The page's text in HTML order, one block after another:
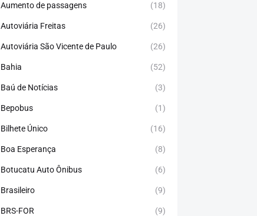
Aumento de passagens (18)
Autoviária Freitas (26)
Autoviária São Vicente de Paulo (26)
Bahia (52)
Baú de Notícias (3)
Bepobus (1)
Bilhete Único (16)
Boa Esperança (8)
Botucatu Auto Ônibus (6)
Brasileiro (9)
BRS-FOR (9)